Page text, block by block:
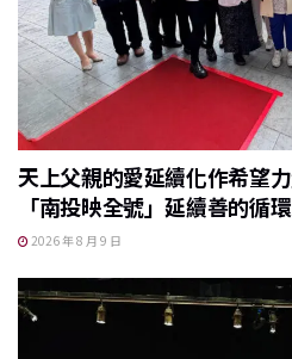
天上父親的愛延續化作希望
「南投映全號」延續善的循環
2026 年 8 月 9 日